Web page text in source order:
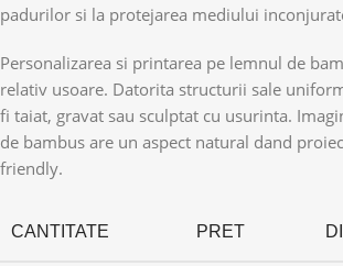
padurilor si la protejarea mediului
Personalizarea si printarea pe lemnul de
relativ usoare. Datorita structurii sale
fi taiat, gravat sau sculptat cu usurinta.
de bambus are un aspect natural dand
friendly.
CANTITATE PRET